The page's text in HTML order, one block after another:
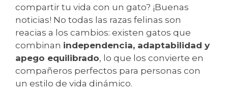
compartir tu vida con un gato? ¡Buenas
noticias! No todas las razas felinas son
reacias a los cambios: existen gatos que
combinan independencia, adaptabilidad y
apego equilibrado, lo que los convierte en
compañeros perfectos para personas con
un estilo de vida dinámico.